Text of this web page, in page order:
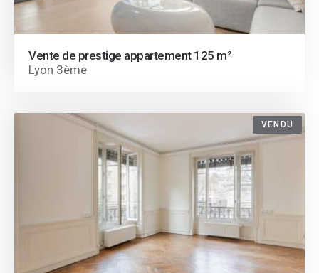
Vente de prestige appartement 125 m²
Lyon 3ème
VENDU